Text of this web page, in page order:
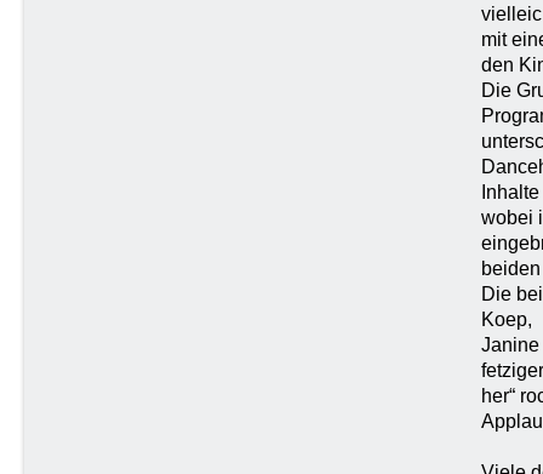
mit
den
Die
wobei
Die
Koep,
Janine
her“